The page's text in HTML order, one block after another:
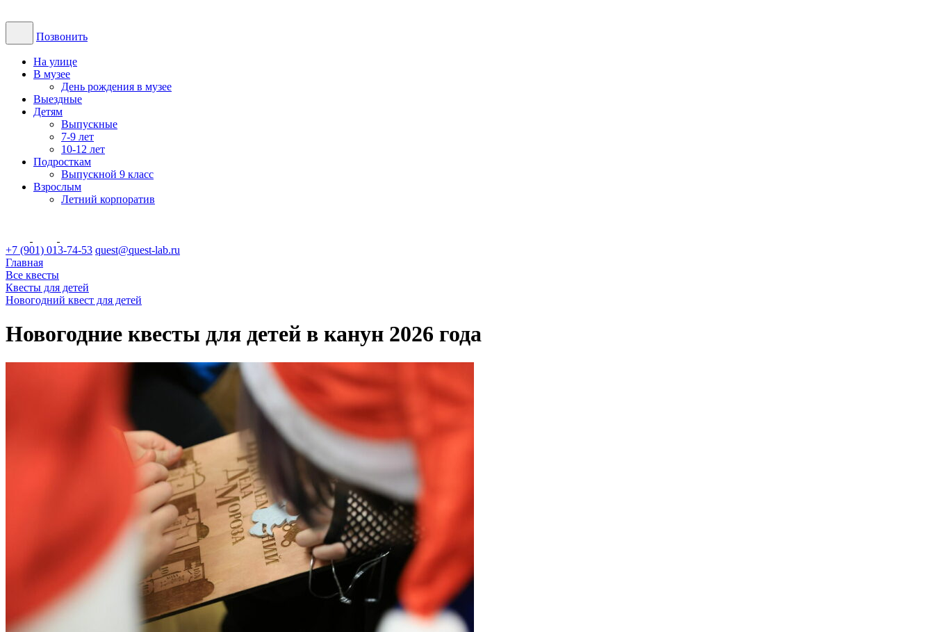
Позвонить
На улице
В музее
День рождения в музее
Выездные
Детям
Выпускные
7-9 лет
10-12 лет
Подросткам
Выпускной 9 класс
Взрослым
Летний корпоратив
+7 (901) 013-74-53 quest@quest-lab.ru
Главная
Все квесты
Квесты для детей
Новогодний квест для детей
Новогодние квесты для детей в канун 2026 года